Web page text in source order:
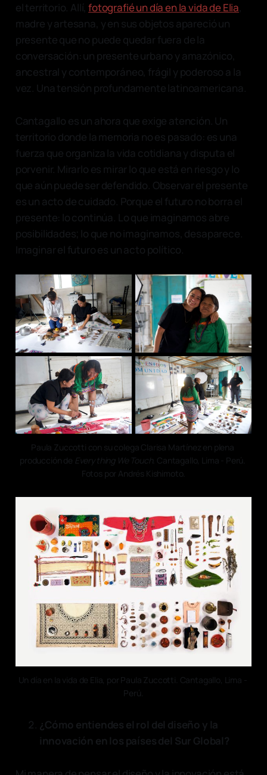
el territorio. Allí,fotografié un día en la vida de Elia,
madre y artesana, y en sus objetos apareció un
presente que no puede quedar fuera de la
conversación: un presente urbano y amazónico,
ancestral y contemporáneo, frágil y poderoso a la
vez. Una tensión profundamente latinoamericana.
Cantagallo es un ahora que exige atención. Un
territorio donde la memoria no es pasado: es una
fuerza que organiza la vida cotidiana y disputa el
porvenir. Mirarlo es mirar lo que está en riesgo y lo
que aún puede ser defendido. Observar el presente
es un acto de cuidado. Porque el futuro no borra el
presente: lo continúa. Lo que imaginamos abre
posibilidades; lo que no imaginamos, desaparece.
Imaginar el futuro es un acto político.
Paula Zuccotti con su colega Clarisa Martínez en plena
producción de Everything We Touch. Cantagallo, Lima - Perú.
Fotos por Andrés Kishimoto.
Un día en la vida de Elia, por Paula Zuccotti. Cantagallo, Lima -
Perú.
¿Cómo entiendes el rol del diseño y la
innovación en los países del Sur Global?